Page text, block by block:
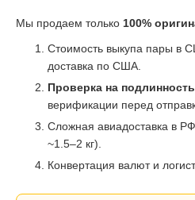
Мы продаем только 100%
Стоимость выкупа пары в
доставка по США.
Проверка на
верификации перед
Сложная авиадоставка в
~1.5–2 кг).
Конвертация валют и